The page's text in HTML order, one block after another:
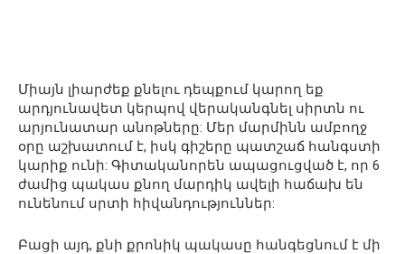
Միայն լիարժեք քնելու դեպքում կարող եք
արդյունավետ կերպով վերականգնել սիրտն ու
արյունատար անոթները: Մեր մարմինն ամբողջ
օրը աշխատում է, իսկ գիշերը պատշաճ հանգստի
կարիք ունի: Գիտականորեն ապացուցված է, որ 6
ժամից պակաս քնող մարդիկ ավելի հաճախ են
ունենում սրտի հիվանդություններ:
Բացի այդ, քնի քրոնիկ պակասը հանգեցնում է մի